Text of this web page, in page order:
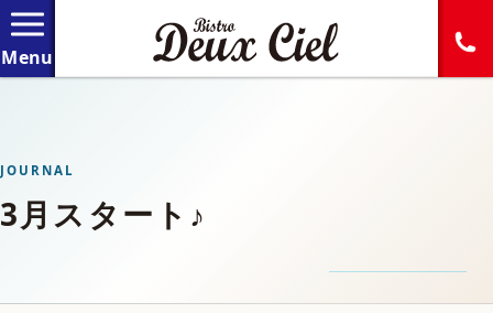
JOURNAL
3月スタート♪